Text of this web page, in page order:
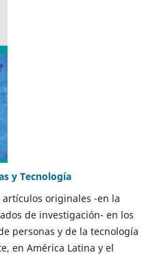
y Tecnología
originales -en la
de investigación- en los
personas y de la tecnología
en América Latina y el